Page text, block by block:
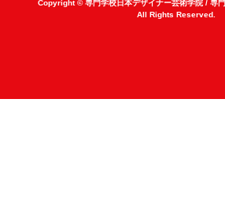
Copyright © 専門学校日本デザイナー芸術学院 / 専
All Rights Reserved.